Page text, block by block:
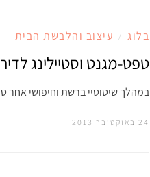
בלוג / עיצוב והלבשת הבית
טפט-מגנט וסטיילינג
במהלך שיטוטיי ברשת וחיפושי
24 באוקטובר 2013